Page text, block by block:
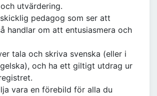
utvärdering.
pedagog som ser att
handlar om att entusiasmera och
tala och skriva svenska (eller i
och ha ett giltigt utdrag ur
vara en förebild för alla du